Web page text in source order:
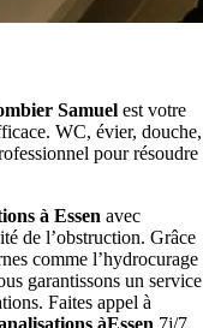
Samuel est votre
WC, évier, douche,
pour résoudre
à Essen avec
de l’obstruction. Grâce
comme l’hydrocurage
garantissons un service
Faites appel à
àEssen 7j/7,